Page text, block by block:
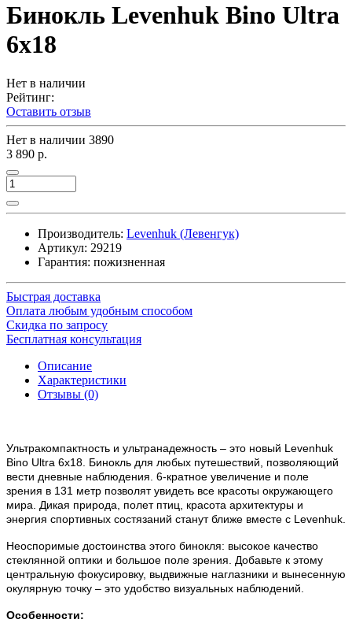
Бинокль Levenhuk Bino Ultra
6x18
Нет в наличии
Рейтинг:
Оставить отзыв
Нет в наличии 3890
3 890 р.
Производитель: Levenhuk (Левенгук)
Артикул: 29219
Гарантия: пожизненная
Быстрая доставка
Оплата любым удобным способом
Скидка по запросу
Бесплатная консультация
Описание
Характеристики
Отзывы (0)
Ультракомпактность и ультранадежность – это новый Levenhuk
Bino Ultra 6x18. Бинокль для любых путешествий, позволяющий
вести дневные наблюдения. 6-кратное увеличение и поле
зрения в 131 метр позволят увидеть все красоты окружающего
мира. Дикая природа, полет птиц, красота архитектуры и
энергия спортивных состязаний станут ближе вместе с Levenhuk.
Неоспоримые достоинства этого бинокля: высокое качество
стеклянной оптики и большое поле зрения. Добавьте к этому
центральную фокусировку, выдвижные наглазники и вынесенную
окулярную точку – это удобство визуальных наблюдений.
Особенности: